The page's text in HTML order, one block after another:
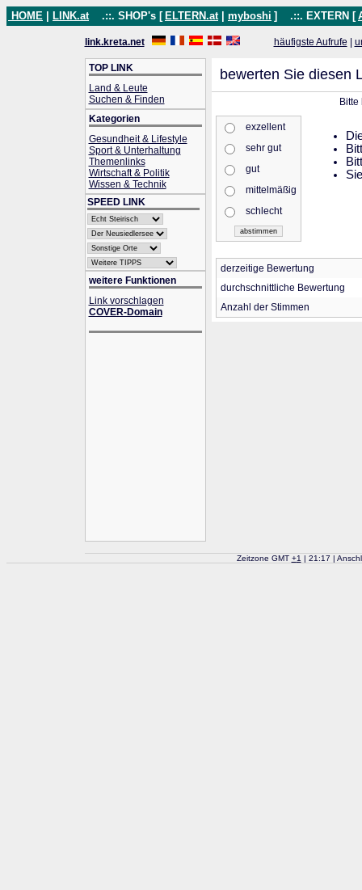
HOME LINK.at .::. SHOP's [ ELTERN.at myboshi ] .::. EXTERN [
link.kreta.net häufigste Aufrufe
TOP LINK
Land & Leute
Suchen & Finden
Kategorien
Gesundheit & Lifestyle
Sport & Unterhaltung
Themenlinks
Wirtschaft & Politik
Wissen & Technik
SPEED LINK
weitere Funktionen
Link vorschlagen
COVER-Domain
bewerten Sie diesen
exzellent
sehr gut
gut
mittelmäßig
schlecht
derzeitige Bewertung
durchschnittliche Bewertung
Anzahl der Stimmen
Zeitzone GMT +1 | 21:17 |